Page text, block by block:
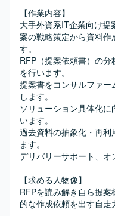
【作業内容】
大手外資系IT企業向け提
案の戦略策定から資料作
す。
RFP（提案依頼書）の
を行います。
提案書をコンサルファ
します。
ソリューション具体化
います。
過去資料の抽象化・再利
ます。
デリバリーサポート、オ
【求める人物像】
RFPを読み解き自ら提
的な作成依頼を出す自走